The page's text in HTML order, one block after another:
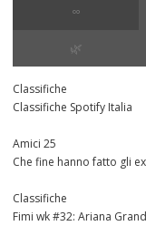
∞
🌿
Classifiche
Classifiche Spotify Italia
Amici 25
Che fine hanno fatto gli
Classifiche
Fimi wk #32: Ariana